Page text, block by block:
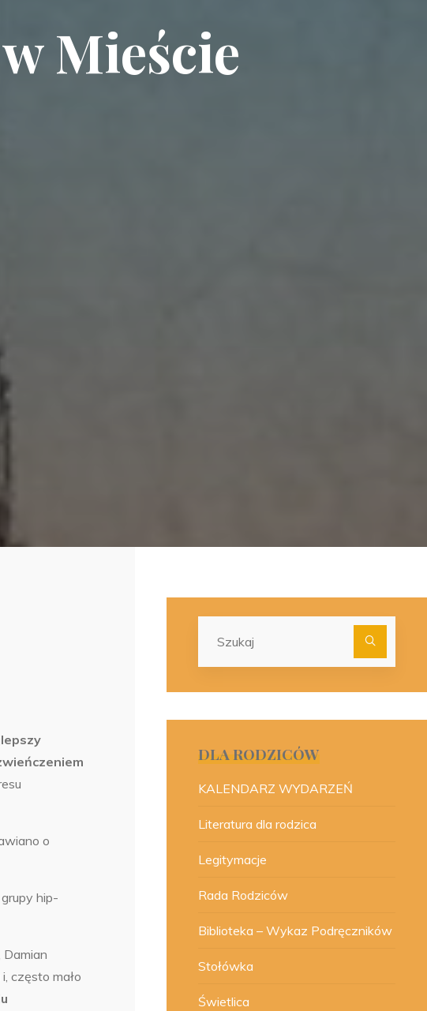
Mieście
o
hip-
Damian
często mało
DLA RODZICÓW
KALENDARZ WYDARZEŃ
Literatura dla rodzica
Legitymacje
Rada Rodziców
Biblioteka – Wykaz Podręczników
Stołówka
Świetlica